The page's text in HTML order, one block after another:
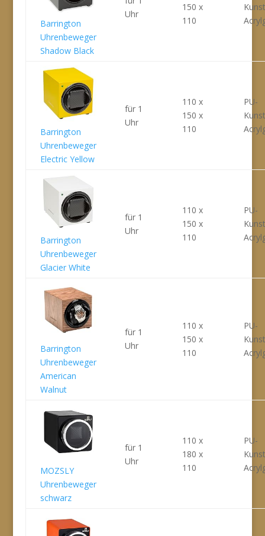
Barrington
Uhrenbeweger
Shadow Black
Uhr
150 x
110
Barrington
Uhrenbeweger
Electric Yellow
für 1
Uhr
110 x
150 x
110
PU-
Barrington
Uhrenbeweger
Glacier White
für 1
Uhr
110 x
150 x
110
PU-
Barrington
Uhrenbeweger
American
Walnut
für 1
Uhr
110 x
150 x
110
PU-
MOZSLY
Uhrenbeweger
schwarz
für 1
Uhr
110 x
180 x
110
PU-